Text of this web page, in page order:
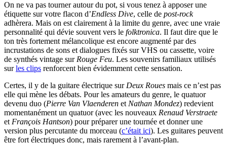
On ne va pas tourner autour du pot, si vous tenez à apposer une
étiquette sur votre flacon d’Endless Dive, celle de post-rock
adhèrera. Mais on est clairement à la limite du genre, avec une vraie
personnalité qui dévie souvent vers le folktronica. Il faut dire que le
ton très fortement mélancolique est encore augmenté par des
incrustations de sons et dialogues fixés sur VHS ou cassette, voire
de synthés vintage sur Rouge Feu. Les souvenirs familiaux utilisés
surles clips renforcent bien évidemment cette sensation.
Certes, il y de la guitare électrique sur Deux Roues mais ce n’est pas
elle qui mène les débats. Pour les amateurs du genre, le quatuor
devenu duo (Pierre Van Vlaenderen et Nathan Mondez) redevient
momentanément un quatuor (avec les nouveaux Renaud Verstraete
et François Hantson) pour préparer une tournée et donner une
version plus percutante du morceau (c’était ici). Les guitares peuvent
être fort électriques donc, mais rarement à l’avant-plan.